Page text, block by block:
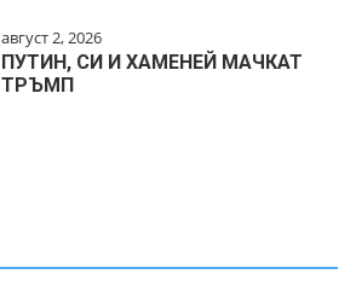
август 2, 2026
ПУТИН, СИ И ХАМЕНЕЙ МАЧКАТ
ТРЪМП